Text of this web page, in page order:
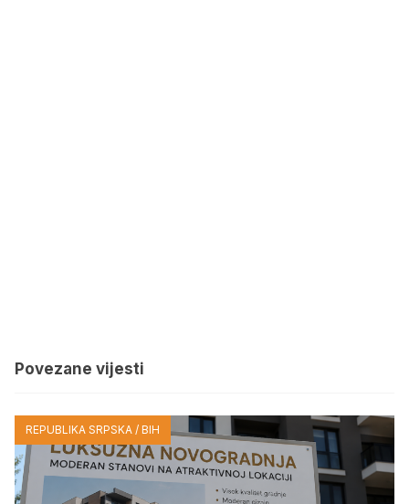
Povezane vijesti
REPUBLIKA SRPSKA / BIH